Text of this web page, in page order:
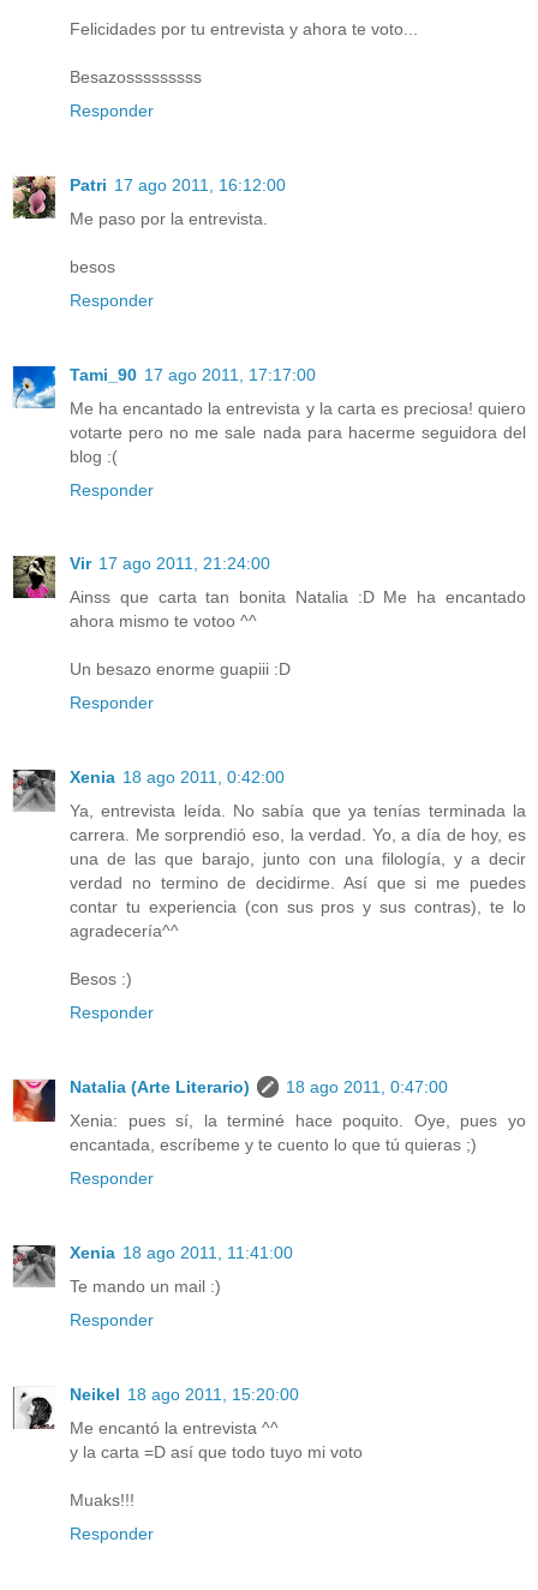
Felicidades por tu entrevista y ahora te voto...
Besazosssssssss
Responder
Patri 17 ago 2011, 16:12:00
Me paso por la entrevista.
besos
Responder
Tami_90 17 ago 2011, 17:17:00
Me ha encantado la entrevista y la carta es preciosa! quiero
votarte pero no me sale nada para hacerme seguidora del
blog :(
Responder
Vir 17 ago 2011, 21:24:00
Ainss que carta tan bonita Natalia :D Me ha encantado
ahora mismo te votoo ^^
Un besazo enorme guapiii :D
Responder
Xenia 18 ago 2011, 0:42:00
Ya, entrevista leída. No sabía que ya tenías terminada la
carrera. Me sorprendió eso, la verdad. Yo, a día de hoy, es
una de las que barajo, junto con una filología, y a decir
verdad no termino de decidirme. Así que si me puedes
contar tu experiencia (con sus pros y sus contras), te lo
agradecería^^
Besos :)
Responder
Natalia (Arte Literario)
18 ago 2011, 0:47:00
Xenia: pues sí, la terminé hace poquito. Oye, pues yo
encantada, escríbeme y te cuento lo que tú quieras ;)
Responder
Xenia 18 ago 2011, 11:41:00
Te mando un mail :)
Responder
Neikel 18 ago 2011, 15:20:00
Me encantó la entrevista ^^
y la carta =D así que todo tuyo mi voto
Muaks!!!
Responder